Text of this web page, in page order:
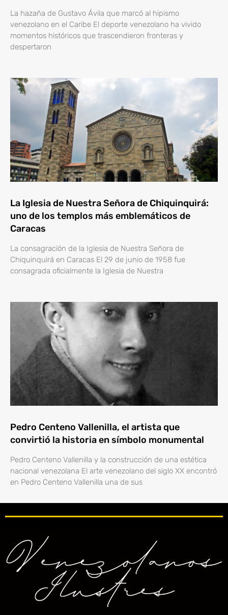
La hazaña de Gustavo Ávila que marcó al hipismo
venezolano en el Caribe El deporte venezolano ha vivido
momentos históricos que trascendieron fronteras y
despertaron
La Iglesia de Nuestra Señora de Chiquinquirá:
uno de los templos más emblemáticos de
Caracas
La consagración de la Iglesia de Nuestra Señora de
Chiquinquirá en Caracas El 29 de junio de 1958 fue
consagrada oficialmente la Iglesia de Nuestra
Pedro Centeno Vallenilla, el artista que
convirtió la historia en símbolo monumental
Pedro Centeno Vallenilla y la construcción de una estética
nacional venezolana El arte venezolano del siglo XX encontró
en Pedro Centeno Vallenilla una de sus